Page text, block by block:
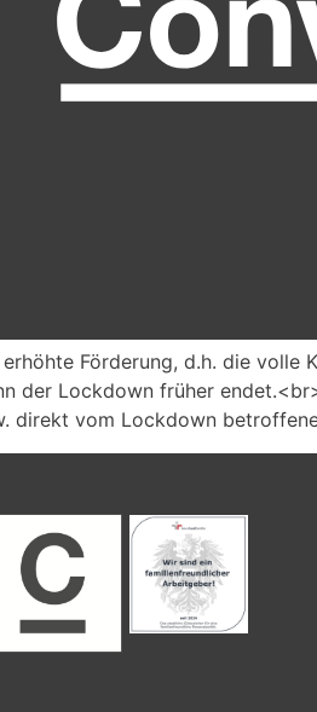
erhöhte Förderung, d.h. die volle
der Lockdown früher
direkt vom Lockdown